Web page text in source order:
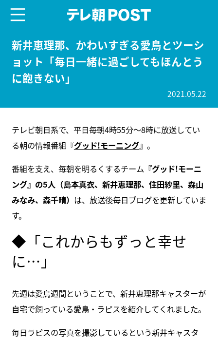
新井恵理那、かわいすぎる愛鳥とツーシ
ョット「毎日一緒に過ごしてもほんとう
に飽きない」
2021.05.22
テレビ朝日系で、平日毎朝4時55分～8時に放送してい
る朝の情報番組『グッド!モーニング』。
番組を支え、毎朝を明るくするチーム 『グッド!モーニ
ング』の5人（島本真衣、新井恵理那、住田紗里、森山
みなみ、森千晴） は、放送後毎日ブログを更新していま
す。
◆「これからもずっと幸せ
に…」
先週は愛鳥週間ということで、新井恵理那キャスターが
自宅で飼っている愛鳥・ラピスを紹介してくれました。
毎日ラピスの写真を撮影しているという新井キャスタ